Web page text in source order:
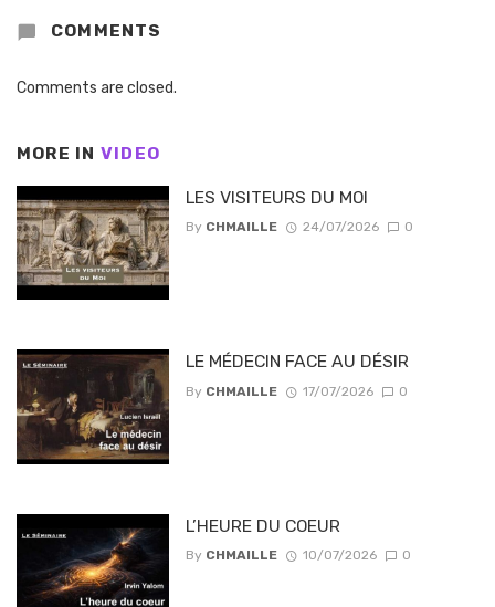
COMMENTS
Comments are closed.
MORE IN VIDEO
LES VISITEURS DU MOI
By CHMAILLE 24/07/2026 0
LE MÉDECIN FACE AU DÉSIR
By CHMAILLE 17/07/2026 0
L’HEURE DU COEUR
By CHMAILLE 10/07/2026 0